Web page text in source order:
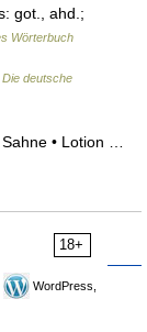
got., ahd.;
Wörterbuch
Die deutsche
• Lotion …
18+
WordPress,